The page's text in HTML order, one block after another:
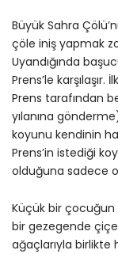
Büyük Sahra
çöle iniş yapmak
Uyandığında
Prens’le
Prens tarafından
yılanına
koyunu kendinin
Prens’in istediği
olduğuna sadece
Küçük bir çocuğun
bir gezegende
ağaçlarıyla